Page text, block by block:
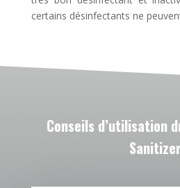
certains désinfectants ne
Conseils d’utilisation
Sanitizer